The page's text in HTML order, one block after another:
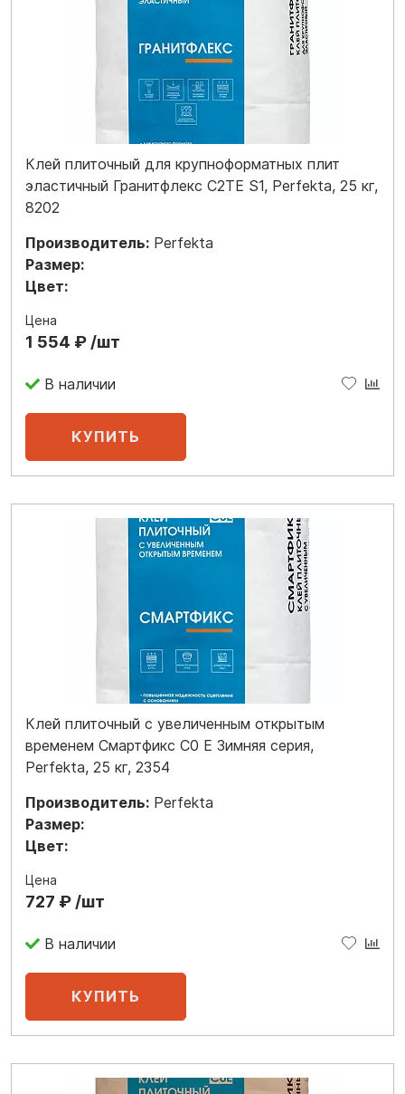
Клей плиточный для крупноформатных плит
эластичный Гранитфлекс C2TE S1, Perfekta, 25 кг,
8202
Производитель: Perfekta
Размер:
Цвет:
Цена
1 554 ₽ /шт
В наличии
Клей плиточный с увеличенным открытым
временем Смартфикс C0 E Зимняя серия,
Perfekta, 25 кг, 2354
Производитель: Perfekta
Размер:
Цвет:
Цена
727 ₽ /шт
В наличии